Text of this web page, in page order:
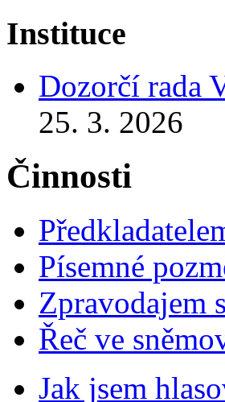
Instituce
Dozorčí rada
25. 3. 2026
Činnosti
Písemné
Zpravodajem
Řeč ve
Jak jsem